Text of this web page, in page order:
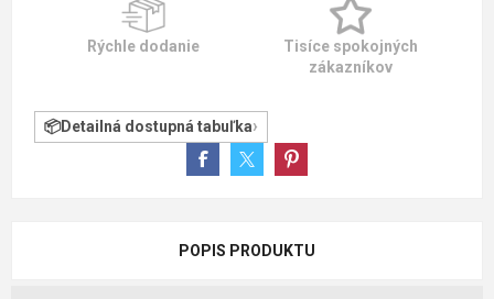
Rýchle dodanie
Tisíce spokojných
zákazníkov
Detailná dostupná tabuľka
POPIS PRODUKTU